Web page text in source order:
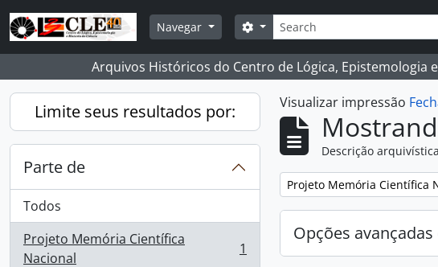
Skip to main content
Navegar
Buscar
Opções de busca
Arquivos Históricos do Centro de Lógica, Epistemologia
Limite seus resultados por:
Parte de
Todos
Projeto Memória Científica
Nacional
, 1 resultados 1
Visualizar impressão
Descrição arquivística
Remover filtro:
Projeto Memória Científica
Opções